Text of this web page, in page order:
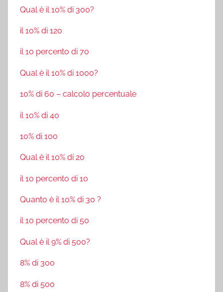
Qual è il 10% di 300?
il 10% di 120
il 10 percento di 70
Qual è il 10% di 1000?
10% di 60 – calcolo percentuale
il 10% di 40
10% di 100
Qual è il 10% di 20
il 10 percento di 10
Quanto è il 10% di 30 ?
il 10 percento di 50
Qual è il 9% di 500?
8% di 300
8% di 500